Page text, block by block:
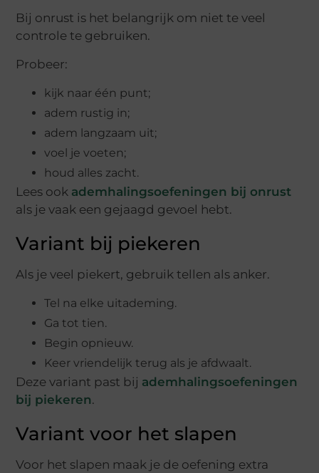
Bij onrust is het belangrijk om niet te veel
controle te gebruiken.
Probeer:
kijk naar één punt;
adem rustig in;
adem langzaam uit;
voel je voeten;
houd alles zacht.
Lees ook ademhalingsoefeningen bij onrust
als je vaak een gejaagd gevoel hebt.
Variant bij piekeren
Als je veel piekert, gebruik tellen als anker.
Tel na elke uitademing.
Ga tot tien.
Begin opnieuw.
Keer vriendelijk terug als je afdwaalt.
Deze variant past bij ademhalingsoefeningen
bij piekeren.
Variant voor het slapen
Voor het slapen maak je de oefening extra